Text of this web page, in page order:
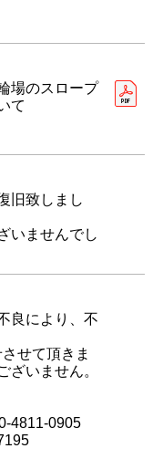
場のスロープ
て
旧致しまし
いませんでし
良により、不
せて頂きま
ざいません。
4811-0905